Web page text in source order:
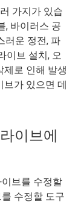
가지가 있습
, 바이러스 공
러운 정전, 파
이브 설치, 오
제로 인해 발생
브가 있으면 데
이브에
브를 수정할
수정할 도구